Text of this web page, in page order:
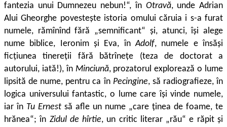
fantezia unui Dumnezeu nebun!“, în Otravă, unde Adrian
Alui Gheorghe povestește istoria omului căruia i s-a furat
numele, rămînînd fără „semnificant“ și, atunci, își alege
nume biblice, Ieronim și Eva, înAdolf, numele e însăși
ficțiunea tinereții fără bătrînețe (teza de doctorat a
autorului, iată!), în Minciună, prozatorul explorează o lume
lipsită de nume, pentru ca în Pecingine, să radiografieze, în
logica universului fantastic, o lume care își vinde numele,
iar în Tu Ernest să afle un nume „care ținea de foame, te
hrănea“; în Zidul de hîrtie, un critic literar „rău“ e răpit și